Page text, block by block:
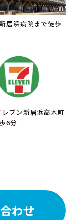
居浜病院まで徒歩
ブン新居浜高木町
6分
わせ